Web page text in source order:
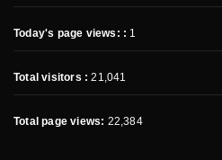
Today's page views: : 1
Total visitors :21,041
Total page views: 22,384